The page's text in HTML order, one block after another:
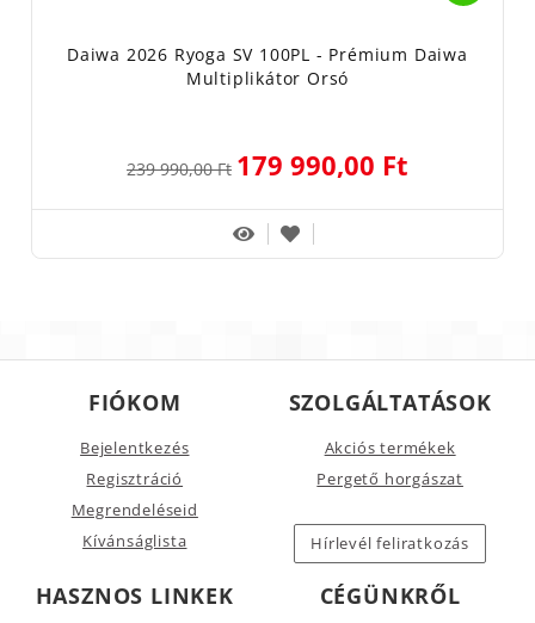
Daiwa 2026 Ryoga SV 100PL - Prémium Daiwa
Multiplikátor Orsó
239 990,00 Ft 179 990,00 Ft
FIÓKOM
Bejelentkezés
Regisztráció
Megrendeléseid
Kívánságlista
SZOLGÁLTATÁSOK
Akciós termékek
Pergető horgászat
Hírlevél feliratkozás
HASZNOS LINKEK CÉGÜNKRŐL